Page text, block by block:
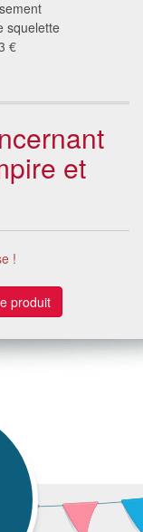
squelette
€
et
!
produit